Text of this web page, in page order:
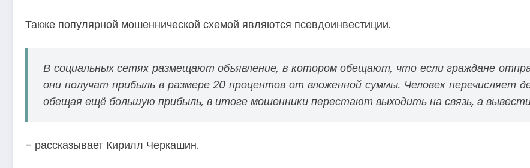
Также популярной мошеннической схемой являются псевдоинвестиции.
В социальных сетях размещают объявление, в котором обещают, что если граждане
они получат прибыль в размере 20 процентов от вложенной суммы. Человек перечисляет
обещая ещё большую прибыль, в итоге мошенники перестают выходить на связь, а
– рассказывает Кирилл Черкашин.